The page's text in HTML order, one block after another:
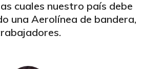
cuales nuestro país debe
una Aerolínea de bandera,